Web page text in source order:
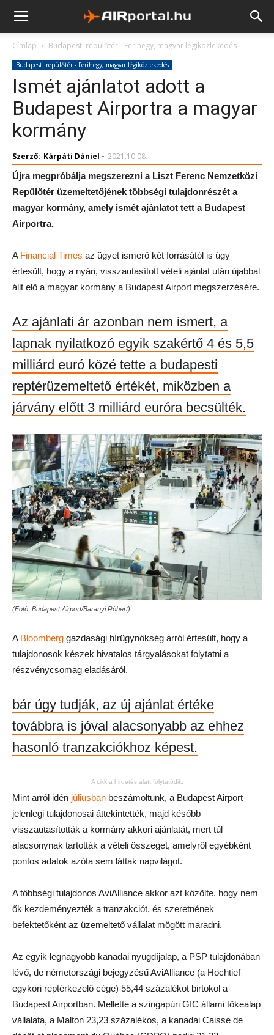
Címlap Budapesti repülőtér - Ferihegy, magyar légiközlekedés
Budapesti repülőtér - Ferihegy, magyar légiközlekedés
Ismét ajánlatot adott a
Budapest Airportra a magyar
kormány
Szerző: Kárpáti Dániel - 2021.10.08.
Újra megpróbálja megszerezni a Liszt Ferenc Nemzetközi
Repülőtér üzemeltetőjének többségi tulajdonrészét a
magyar kormány, amely ismét ajánlatot tett a Budapest
Airportra.
A Financial Times az ügyet ismerő két forrásától is úgy
értesült, hogy a nyári, visszautasított vételi ajánlat után újabbal
állt elő a magyar kormány a Budapest Airport megszerzésére.
Az ajánlati ár azonban nem ismert, a
lapnak nyilatkozó egyik szakértő 4 és 5,5
milliárd euró közé tette a budapesti
reptérüzemeltető értékét, miközben a
járvány előtt 3 milliárd euróra becsülték.
(Fotó: Budapest Airport/Baranyi Róbert)
A Bloomberg gazdasági hírügynökség arról értesült, hogy a
tulajdonosok készek hivatalos tárgyalásokat folytatni a
részvénycsomag eladásáról,
bár úgy tudják, az új ajánlat értéke
továbbra is jóval alacsonyabb az ehhez
hasonló tranzakciókhoz képest.
A cikk a hirdetés alatt folytatódik.
Mint arról idén júliusban beszámoltunk, a Budapest Airport
jelenlegi tulajdonosai áttekintették, majd később
visszautasították a kormány akkori ajánlatát, mert túl
alacsonynak tartották a vételi összeget, amelyről egyébként
pontos adatok azóta sem láttak napvilágot.
A többségi tulajdonos AviAlliance akkor azt közölte, hogy nem
ők kezdeményezték a tranzakciót, és szeretnének
befektetőként az üzemeltető vállalat mögött maradni.
Az egyik legnagyobb kanadai nyugdíjalap, a PSP tulajdonában
lévő, de németországi bejegyzésű AviAlliance (a Hochtief
egykori reptérkezelő cége) 55,44 százalékot birtokol a
Budapest Airportban. Mellette a szingapúri GIC állami tőkealap
vállalata, a Malton 23,23 százalékos, a kanadai Caisse de